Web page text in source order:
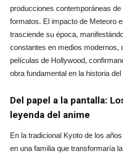
producciones contemporáneas
formatos. El impacto de Meteoro
trasciende su época,
constantes en medios modernos,
películas de Hollywood,
obra fundamental en la historia
Del papel a la pantalla:
leyenda del anime
En la tradicional Kyoto de los
en una familia que transformaría